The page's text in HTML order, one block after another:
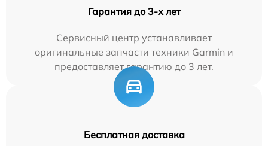
Гарантия до 3-х лет
Сервисный центр устанавливает
оригинальные запчасти техники Garmin и
предоставляет гарантию до 3 лет.
Бесплатная доставка